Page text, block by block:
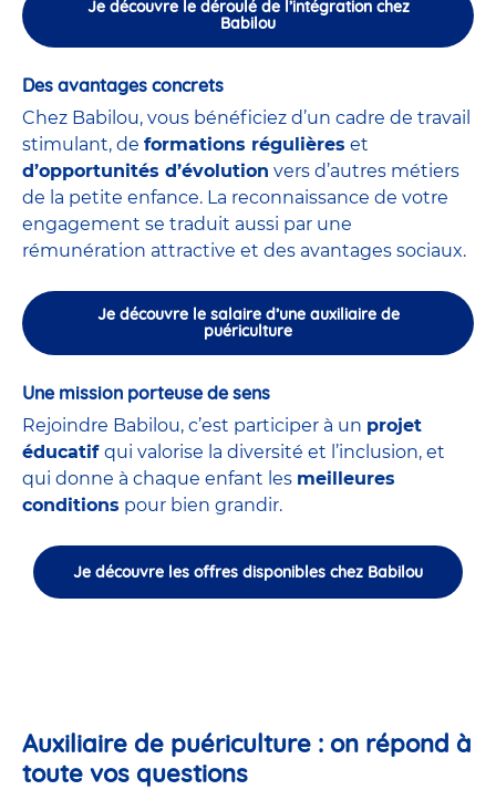
Je découvre le déroulé de l’intégration chez
Babilou
Des avantages concrets
Chez Babilou, vous bénéficiez d’un cadre de travail
stimulant, de formations régulières et
d’opportunités d’évolution vers d’autres métiers
de la petite enfance. La reconnaissance de votre
engagement se traduit aussi par une
rémunération attractive et des avantages sociaux.
Je découvre le salaire d’une auxiliaire de
puériculture
Une mission porteuse de sens
Rejoindre Babilou, c’est participer à un projet
éducatif qui valorise la diversité et l’inclusion, et
qui donne à chaque enfant les meilleures
conditions pour bien grandir.
Je découvre les offres disponibles chez Babilou
Auxiliaire de puériculture : on répond à
toute vos questions